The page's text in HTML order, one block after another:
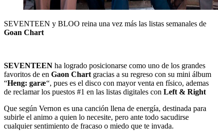
SEVENTEEN y BLOO reina una vez más las listas semanales de
Goan Chart
SEVENTEEN ha logrado posicionarse como uno de los grandes
favoritos de en Gaon Chart gracias a su regreso con su mini álbum
“Heng: garæ“, pues es el disco con mayor venta en físico, ademas
de reclamar los puestos #1 en las listas digitales con Left & Right
Que según Vernon es una canción llena de energía, destinada para
subirle el animo a quien lo necesite, pero ante todo sacudirse
cualquier sentimiento de fracaso o miedo que te invada.